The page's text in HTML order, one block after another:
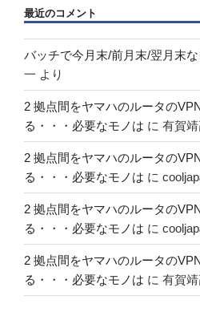
最近のコメント
バッチで今月末/前月末/翌月末
一 より
2 拠点間をヤマハのルータの
る・・・必要なモノは に 有賀
2 拠点間をヤマハのルータの
る・・・必要なモノは に
2 拠点間をヤマハのルータの
る・・・必要なモノは に
2 拠点間をヤマハのルータの
る・・・必要なモノは に 有賀